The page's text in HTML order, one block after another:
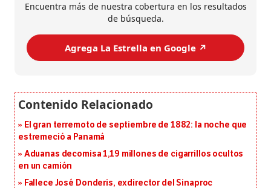
Encuentra más de nuestra cobertura en los resultados
de búsqueda.
Agrega La Estrella en Google ↗️
El gran terremoto de septiembre de 1882: la noche que
estremeció a Panamá
Aduanas decomisa 1,19 millones de cigarrillos ocultos
en un camión
Fallece José Donderis, exdirector del Sinaproc